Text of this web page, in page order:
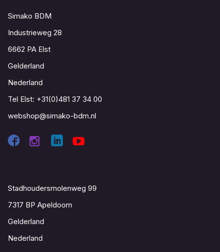
Simako BDM
Industrieweg 28
6662 PA Elst
Gelderland
Nederland
Tel Elst: +31(0)481 37 34 00
webshop@simako-bdm.nl
Stadhoudersmolenweg 99
7317 BP Apeldoorn
Gelderland
Nederland